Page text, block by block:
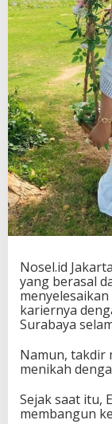
Nosel.id
yang berasal
kariernya
Surabaya
Namun, takdir
menikah
Sejak saat itu,
membangun